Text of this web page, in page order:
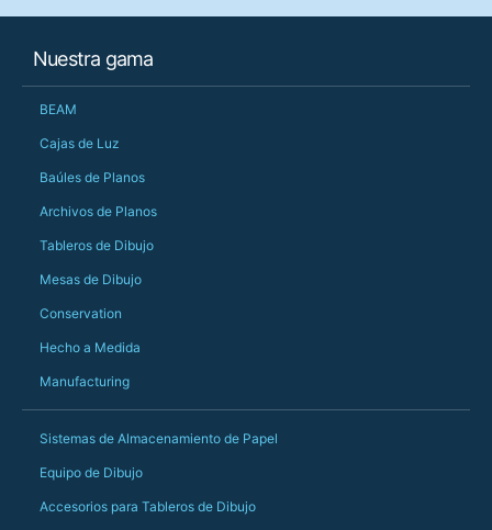
Nuestra gama
BEAM
Cajas de Luz
Baúles de Planos
Archivos de Planos
Tableros de Dibujo
Mesas de Dibujo
Conservation
Hecho a Medida
Manufacturing
Sistemas de Almacenamiento de Papel
Equipo de Dibujo
Accesorios para Tableros de Dibujo